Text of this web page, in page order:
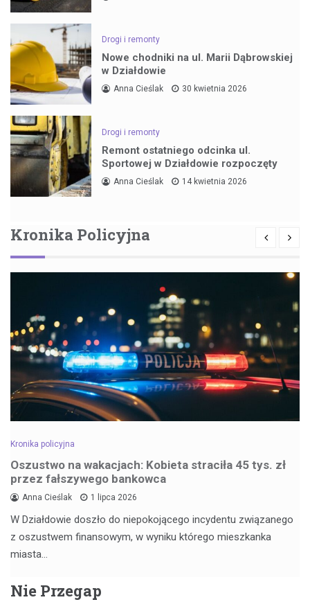
Drogi i remonty
Nowe chodniki na ul. Marii Dąbrowskiej
w Działdowie
Anna Cieślak 30 kwietnia 2026
Drogi i remonty
Remont ostatniego odcinka ul.
Sportowej w Działdowie rozpoczęty
Anna Cieślak 14 kwietnia 2026
Kronika Policyjna
Kronika policyjna
Oszustwo na wakacjach: Kobieta straciła 45 tys. zł
przez fałszywego bankowca
Anna Cieślak 1 lipca 2026
W Działdowie doszło do niepokojącego incydentu związanego
z oszustwem finansowym, w wyniku którego mieszkanka
miasta…
Nie Przegap